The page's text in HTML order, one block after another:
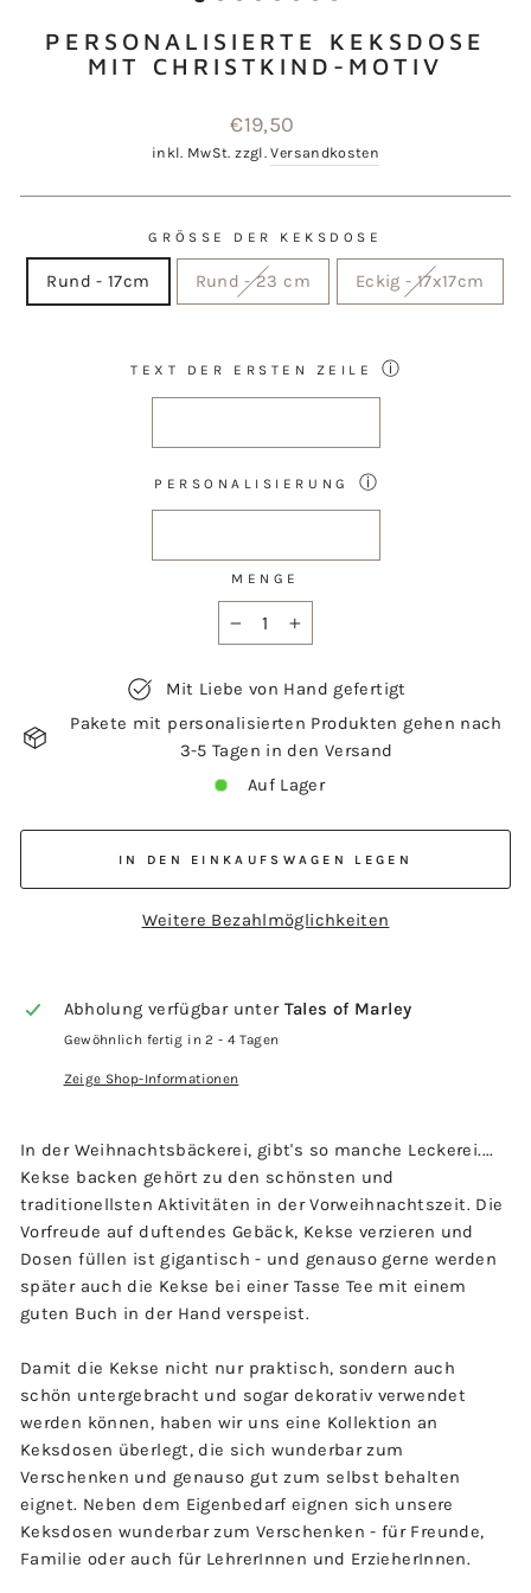
PERSONALISIERTE KEKSDOSE
MIT CHRISTKIND-MOTIV
Normaler
Preis
€19,50
inkl. MwSt. zzgl.Versandkosten
GRÖSSE DER KEKSDOSE
Rund - 17cm Rund - 23 cm Eckig - 17x17cm
TEXT DER ERSTEN ZEILE ⓘ
PERSONALISIERUNG ⓘ
MENGE
Mit Liebe von Hand gefertigt
Pakete mit personalisierten Produkten gehen nach
3-5 Tagen in den Versand
Auf Lager
IN DEN EINKAUFSWAGEN LEGEN
Weitere Bezahlmöglichkeiten
Abholung verfügbar unter Tales of Marley
Gewöhnlich fertig in 2 - 4 Tagen
Zeige Shop-Informationen
In der Weihnachtsbäckerei, gibt's so manche Leckerei....
Kekse backen gehört zu den schönsten und
traditionellsten Aktivitäten in der Vorweihnachtszeit. Die
Vorfreude auf duftendes Gebäck, Kekse verzieren und
Dosen füllen ist gigantisch - und genauso gerne werden
später auch die Kekse bei einer Tasse Tee mit einem
guten Buch in der Hand verspeist.
Damit die Kekse nicht nur praktisch, sondern auch
schön untergebracht und sogar dekorativ verwendet
werden können, haben wir uns eine Kollektion an
Keksdosen überlegt, die sich wunderbar zum
Verschenken und genauso gut zum selbst behalten
eignet. Neben dem Eigenbedarf eignen sich unsere
Keksdosen wunderbar zum Verschenken - für Freunde,
Familie oder auch für LehrerInnen und ErzieherInnen.